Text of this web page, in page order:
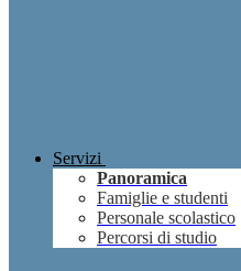
Servizi
Panoramica
Famiglie e studenti
Personale scolastico
Percorsi di studio